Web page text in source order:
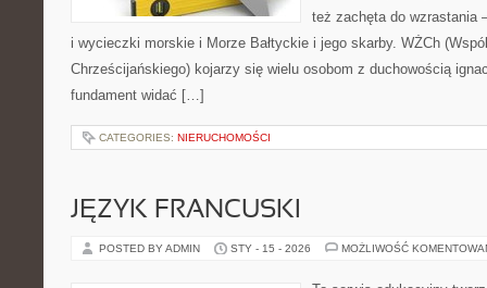
też zachęta do wzrastania
i wycieczki morskie i Morze Bałtyckie i jego skarby. WŻCh
Chrześcijańskiego) kojarzy się wielu osobom z duchowością
fundament widać […]
CATEGORIES: NIERUCHOMOŚCI
JĘZYK FRANCUSKI
POSTED BY ADMIN STY - 15 - 2026 MOŻLIWOŚĆ